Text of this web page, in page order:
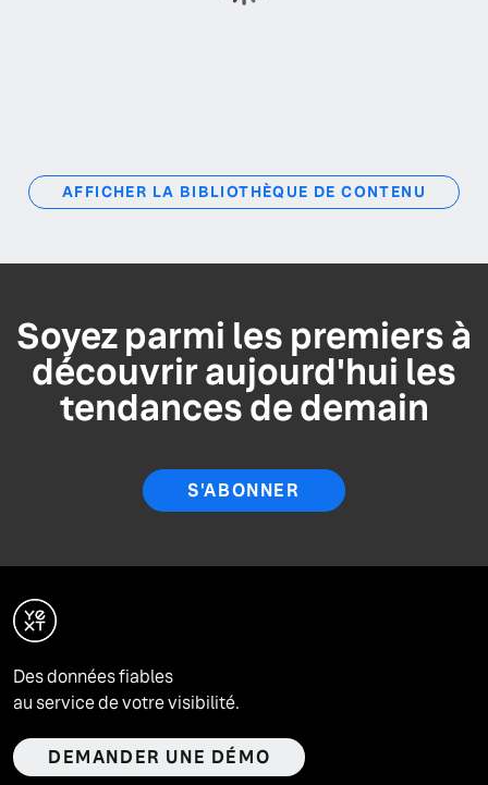
AFFICHER LA BIBLIOTHÈQUE DE CONTENU
Soyez parmi les premiers à
découvrir aujourd'hui les
tendances de demain
S'ABONNER
Des données fiables
au service de votre visibilité.
DEMANDER UNE DÉMO